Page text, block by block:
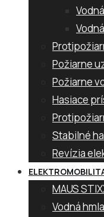
Požiarne
Požiarne
Hasiace
Stabilné
Revízia
MAUS
Vodná